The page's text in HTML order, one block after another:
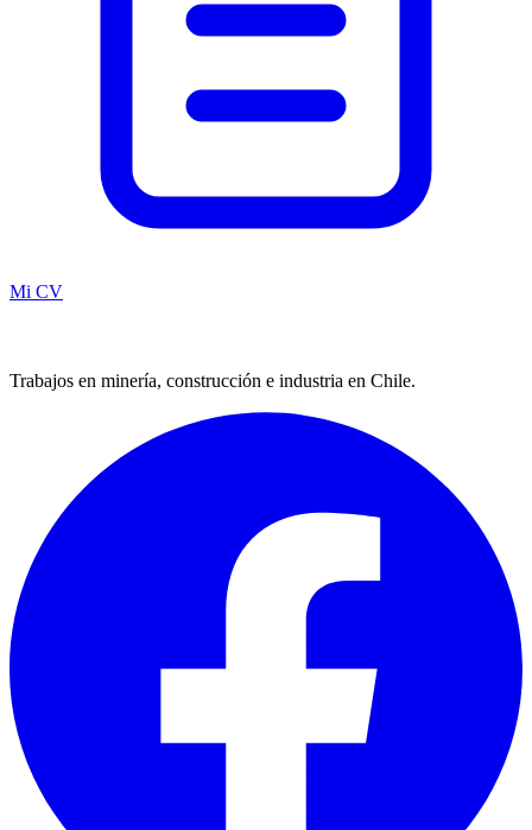
Mi CV
Trabajos en minería, construcción e industria en Chile.